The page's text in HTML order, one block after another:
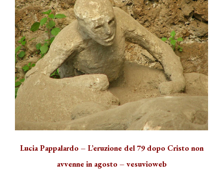
Lucia Pappalardo – L’eruzione del 79 dopo Cristo non
avvenne in agosto – vesuvioweb